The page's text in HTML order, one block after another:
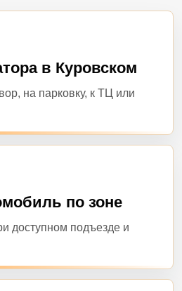
в Куровском
на парковку, к ТЦ или
по зоне
доступном подъезде и